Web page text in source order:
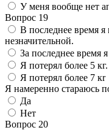
У меня вообще нет
Вопрос 19
В последнее время я
незначительной.
За последнее время
Я потерял более 5 кг.
Я потерял более 7 кr
Я намеренно стараюсь
Да
Нет
Вопрос 20